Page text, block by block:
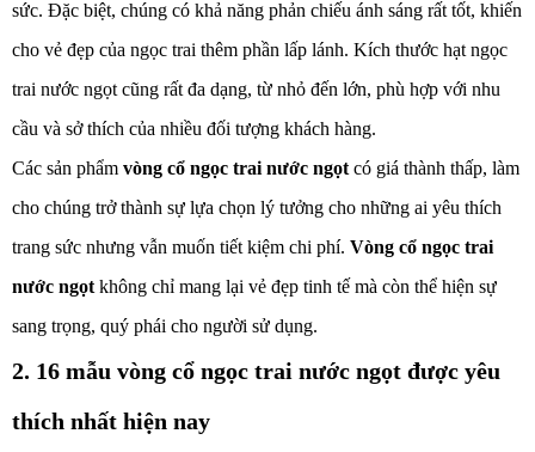
sức. Đặc biệt, chúng có khả năng phản chiếu ánh sáng rất tốt, khiến
cho vẻ đẹp của ngọc trai thêm phần lấp lánh. Kích thước hạt ngọc
trai nước ngọt cũng rất đa dạng, từ nhỏ đến lớn, phù hợp với nhu
cầu và sở thích của nhiều đối tượng khách hàng.
Các sản phẩm vòng cổ ngọc trai nước ngọt có giá thành thấp, làm
cho chúng trở thành sự lựa chọn lý tưởng cho những ai yêu thích
trang sức nhưng vẫn muốn tiết kiệm chi phí. Vòng cổ ngọc trai
nước ngọt không chỉ mang lại vẻ đẹp tinh tế mà còn thể hiện sự
sang trọng, quý phái cho người sử dụng.
2. 16 mẫu vòng cổ ngọc trai nước ngọt được yêu
thích nhất hiện nay